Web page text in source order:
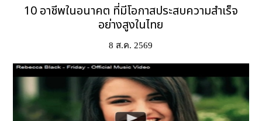
10 อาชีพในอนาคต ที่มีโอกาสประสบความสำเร็จ
อย่างสูงในไทย
8 ส.ค. 2569